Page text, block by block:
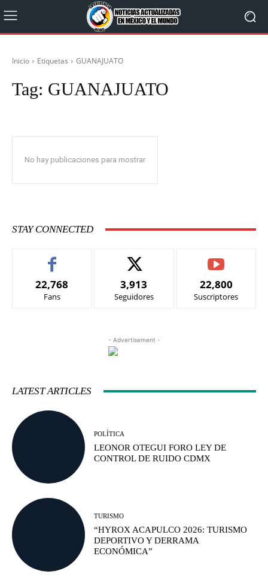
Inicio Etiquetas GUANAJUATO
Tag: GUANAJUATO
No hay publicaciones para mostrar
STAY CONNECTED
22,768
Fans
3,913
Seguidores
22,800
Suscriptores
- Advertisement -
LATEST ARTICLES
POLÍTICA
LEONOR OTEGUI FORO LEY DE
CONTROL DE RUIDO CDMX
TURISMO
“HYROX ACAPULCO 2026: TURISMO
DEPORTIVO Y DERRAMA
ECONÓMICA”